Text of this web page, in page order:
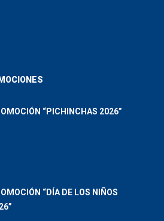
“PICHINCHAS 2026”
“DÍA DE LOS NIÑOS